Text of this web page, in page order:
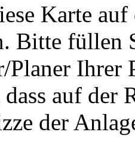
Karte
Bitte füllen
Planer Ihrer
auf der
der